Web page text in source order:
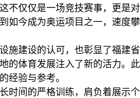
不仅仅是一场竞技赛事，更是
如今成为奥运项目之一，速度
施建设的认可，也彰显了福建
的体育发展注入了新的活力。
经验与参考。
时间的严格训练，肩负着展示